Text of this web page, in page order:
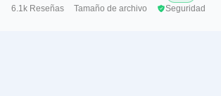
6.1k Reseñas Tamaño de archivo
Seguridad